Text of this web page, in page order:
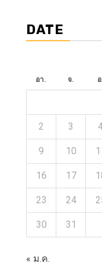
DATE
อา. จ.
2 3
9 10
16 17
23 24
30 31
« ม.ค.